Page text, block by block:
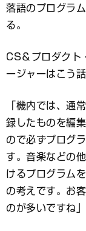
落語のプログラ
る。
CS＆プロダクト
ージャーはこう話
「機内では、通
録したものを編
ので必ずプログ
す。音楽などの
けるプログラム
の考えです。お
のが多いですね」